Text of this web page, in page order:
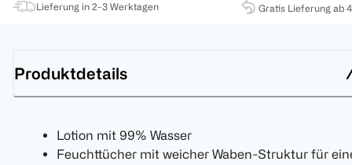
Lieferung in 2-3 Werktagen Gratis Lieferung ab
Produktdetails
Lotion mit 99% Wasser
Feuchttücher mit weicher Waben-Struktur für